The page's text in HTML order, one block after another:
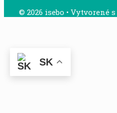
© 2026 isebo • Vytvorené s
SK